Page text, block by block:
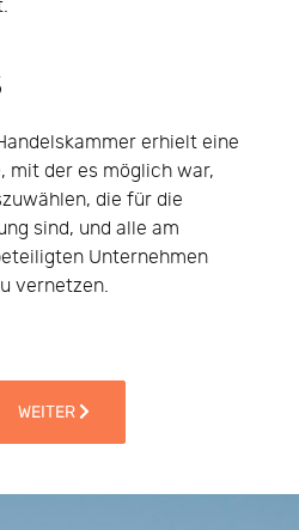
erhielt eine
mit der es möglich war,
die für die
sind, und alle am
Unternehmen
vernetzen.
PROJEKTBEISPIEL: ANALYSE
NÄCHSTER BEITRAG:
WEITER